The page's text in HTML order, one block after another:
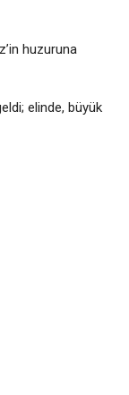
huzuruna
elinde, büyük